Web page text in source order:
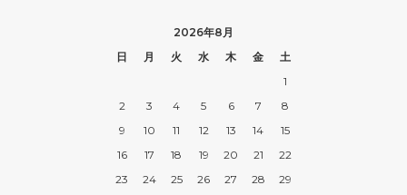
2026年8月
日
月 火 水 木 金
土
1
2
3 4 5 6 7
8
9
10 11 12 13 14
15
16
17 18 19 20 21
22
23
24 25 26 27 28
29